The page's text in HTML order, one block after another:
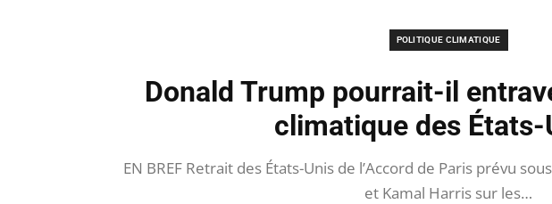
POLITIQUE CLIMATIQUE
Donald Trump pourrait-il
climatique des États-
EN BREF Retrait des États-Unis de l’Accord de Paris prévu
et Kamal Harris sur les…